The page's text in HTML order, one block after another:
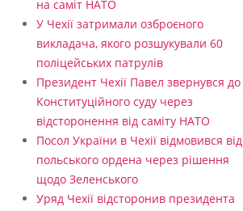
на саміт НАТО
У Чехії затримали озброєного
викладача, якого розшукували 60
поліцейських патрулів
Президент Чехії Павел звернувся до
Конституційного суду через
відсторонення від саміту НАТО
Посол України в Чехії відмовився від
польського ордена через рішення
щодо Зеленського
Уряд Чехії відсторонив президента